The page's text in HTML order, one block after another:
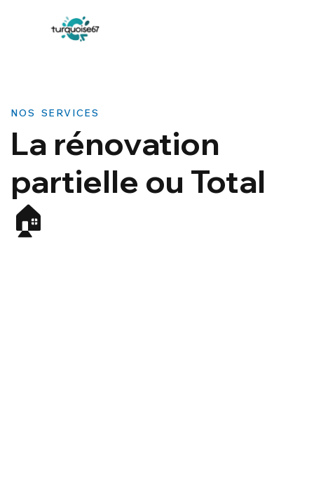
NOS SERVICES
La rénovation
partielle ou Total
🏠